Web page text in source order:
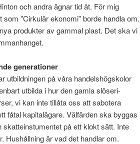
och andra ägnar tid åt. För mig
”Cirkulär ekonomi” borde handla om.
produkter av gammal plast. Det ska vi
generationer
utbildningen på våra handelshögskolor
utbilda i hur den gamla slöseri-
vi kan inte tillåta oss att sabotera
fåtal kapitalägare. Välfärden ska byggas
på ett klokt sätt. Inte
Hushållning är vad det handlar om.